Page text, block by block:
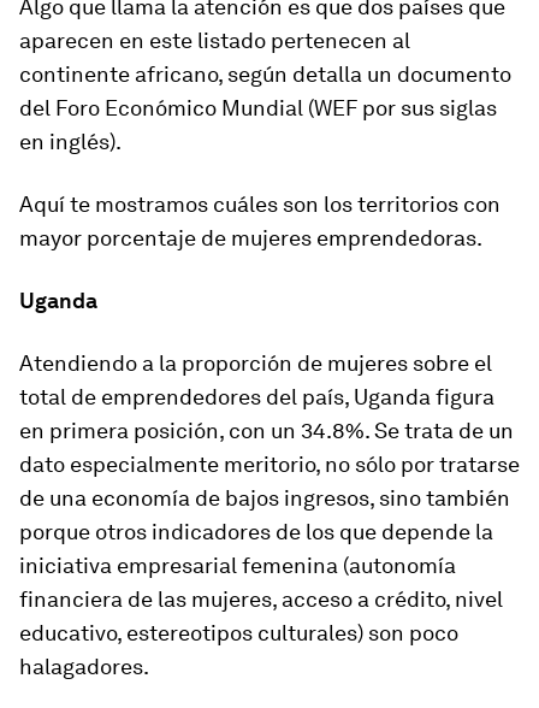
Algo que llama la atención es que dos países que
aparecen en este listado pertenecen al
continente africano, según detalla un documento
del Foro Económico Mundial (WEF por sus siglas
en inglés).
Aquí te mostramos cuáles son los territorios con
mayor porcentaje de mujeres emprendedoras.
Uganda
Atendiendo a la proporción de mujeres sobre el
total de emprendedores del país, Uganda figura
en primera posición, con un 34.8%. Se trata de un
dato especialmente meritorio, no sólo por tratarse
de una economía de bajos ingresos, sino también
porque otros indicadores de los que depende la
iniciativa empresarial femenina (autonomía
financiera de las mujeres, acceso a crédito, nivel
educativo, estereotipos culturales) son poco
halagadores.